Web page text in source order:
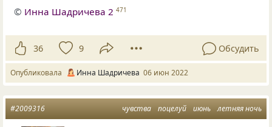
© Инна Шадричева 2 471
36 9 Обсудить
Опубликовала Инна Шадричева 06 июн 2022
чувства поцелуй июнь летняя ночь
#2009316